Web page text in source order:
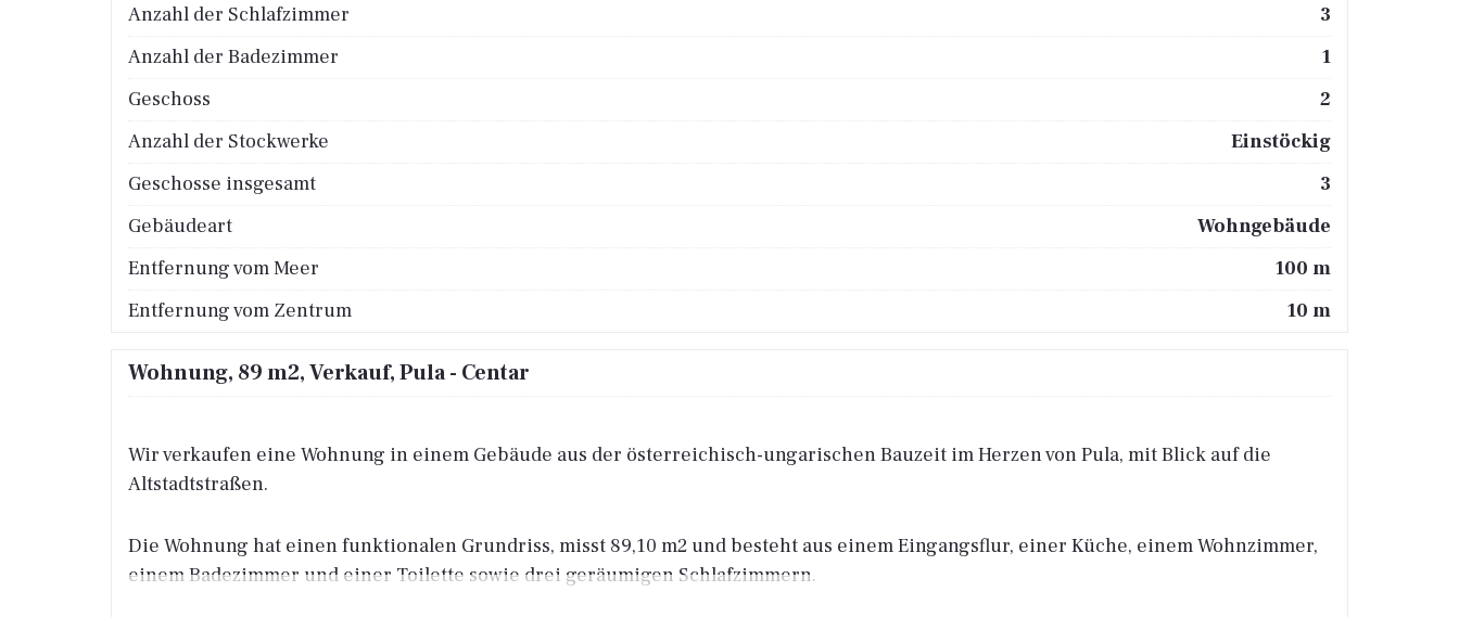
Anzahl der Schlafzimmer
3
Anzahl der Badezimmer
1
Geschoss
2
Anzahl der Stockwerke
Einstöckig
Geschosse insgesamt
3
Gebäudeart
Wohngebäude
Entfernung vom Meer
100 m
Entfernung vom Zentrum
10 m
Wohnung, 89 m2, Verkauf, Pula - Centar
Wir verkaufen eine Wohnung in einem Gebäude aus der österreichisch-ungarischen Bauzeit im Herzen von Pula, mit Blick auf die
Altstadtstraßen.
Die Wohnung hat einen funktionalen Grundriss, misst 89,10 m2 und besteht aus einem Eingangsflur, einer Küche, einem Wohnzimmer,
einem Badezimmer und einer Toilette sowie drei geräumigen Schlafzimmern.